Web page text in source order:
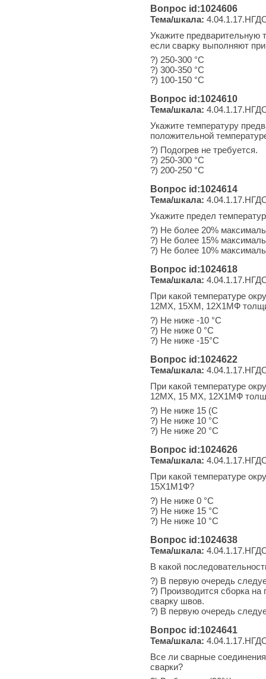
Вопрос id:1024606
Тема/шкала:
Укажите предварительную
если сварку выполняют
?) 250-300 °С
?) 300-350 °С
?) 100-150 °С
Вопрос id:1024610
Тема/шкала:
Укажите температуру
положительной
?) Подогрев не требуется.
?) 250-300 °С
?) 200-250 °С
Вопрос id:1024614
Тема/шкала:
Укажите предел
?) Не более 20%
?) Не более 15%
?) Не более 10%
Вопрос id:1024618
Тема/шкала:
При какой температуре
12МХ, 15ХМ, 12Х1МФ
?) Не ниже -10 °С
?) Не ниже 0 °С
?) Не ниже -15°С
Вопрос id:1024622
Тема/шкала:
При какой температуре
12МХ, 15 МХ, 12Х1МФ
?) Не ниже 15 (С
?) Не ниже 10 °С
?) Не ниже 20 °С
Вопрос id:1024626
Тема/шкала:
При какой температуре
15Х1М1Ф?
?) Не ниже 0 °С
?) Не ниже 15 °С
?) Не ниже 10 °С
Вопрос id:1024638
Тема/шкала:
В какой
?) В первую очередь
?) Производится сборка на
сварку швов.
?) В первую очередь
Вопрос id:1024641
Тема/шкала:
Все ли сварные
сварки?